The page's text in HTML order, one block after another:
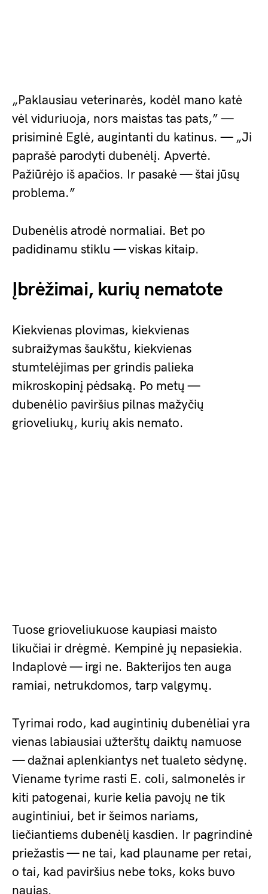
„Paklausiau veterinarės, kodėl mano katė
vėl viduriuoja, nors maistas tas pats,” —
prisiminė Eglė, augintanti du katinus. — „Ji
paprašė parodyti dubenėlį. Apvertė.
Pažiūrėjo iš apačios. Ir pasakė — štai jūsų
problema.”
Dubenėlis atrodė normaliai. Bet po
padidinamu stiklu — viskas kitaip.
Įbrėžimai, kurių nematote
Kiekvienas plovimas, kiekvienas
subraižymas šaukštu, kiekvienas
stumtelėjimas per grindis palieka
mikroskopinį pėdsaką. Po metų —
dubenėlio paviršius pilnas mažyčių
grioveliukų, kurių akis nemato.
Tuose grioveliukuose kaupiasi maisto
likučiai ir drėgmė. Kempinė jų nepasiekia.
Indaplovė — irgi ne. Bakterijos ten auga
ramiai, netrukdomos, tarp valgymų.
Tyrimai rodo, kad augintinių dubenėliai yra
vienas labiausiai užterštų daiktų namuose
— dažnai aplenkiantys net tualeto sėdynę.
Viename tyrime rasti E. coli, salmonelės ir
kiti patogenai, kurie kelia pavojų ne tik
augintiniui, bet ir šeimos nariams,
liečiantiems dubenėlį kasdien. Ir pagrindinė
priežastis — ne tai, kad plauname per retai,
o tai, kad paviršius nebe toks, koks buvo
naujas.